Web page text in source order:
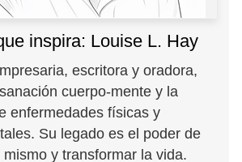
inspira: Louise L. Hay
escritora y oradora,
cuerpo-mente y la
enfermedades físicas y
Su legado es el poder de
y transformar la vida.